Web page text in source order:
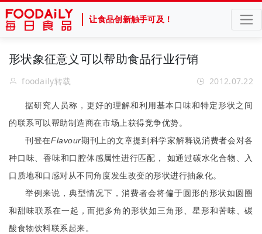
让食品创新触手可及！
形状象征意义可以帮助食品行业行销
foodaily转载 2012.07.22
据研究人员称，更好的理解和利用基本口味和特定形状之间
的联系可以帮助制造商在市场上获得竞争优势。
刊登在Flavour期刊上的文章提到科学家解释说消费者会对各
种口味、香味和口腔体感属性进行匹配， 如通过碳水化合物、入
口质地和口感对从不同角度发生改变的形状进行抽象化。
举例来说，典型情况下，消费者会将偏于圆形的形状如圆圈
和甜味联系在一起，而把多角的形状如三角形、星形和苦味、碳
酸食物饮料联系起来。